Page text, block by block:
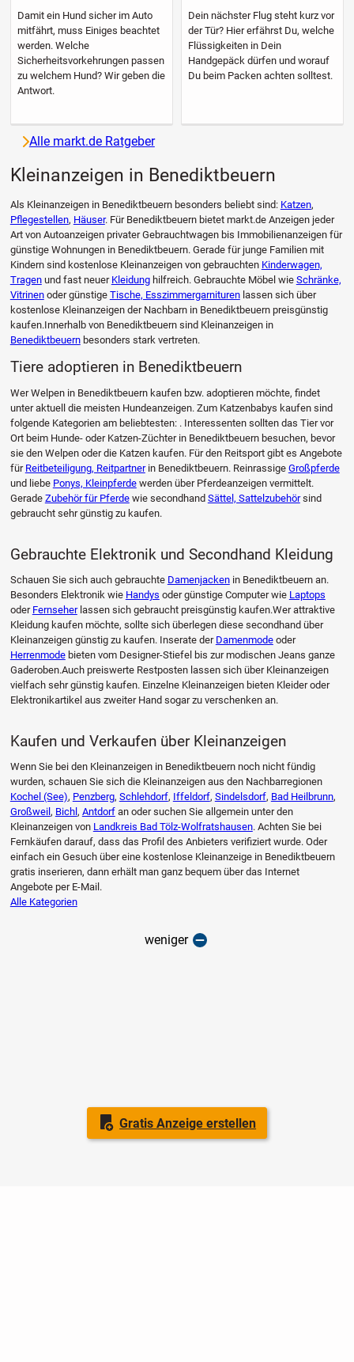
Gratis Anzeige erstellen
Damit ein Hund sicher im Auto
mitfährt, muss Einiges beachtet
werden. Welche
Sicherheitsvorkehrungen passen
zu welchem Hund? Wir geben die
Antwort.
Dein nächster Flug steht kurz vor
der Tür? Hier erfährst Du, welche
Flüssigkeiten in Dein
Handgepäck dürfen und worauf
Du beim Packen achten solltest.
Alle markt.de Ratgeber
Kleinanzeigen in Benediktbeuern
Als Kleinanzeigen in Benediktbeuern besonders beliebt sind: Katzen,
Pflegestellen, Häuser. Für Benediktbeuern bietet markt.de Anzeigen jeder
Art von Autoanzeigen privater Gebrauchtwagen bis Immobilienanzeigen für
günstige Wohnungen in Benediktbeuern. Gerade für junge Familien mit
Kindern sind kostenlose Kleinanzeigen von gebrauchten Kinderwagen,
Tragenund fast neuer Kleidunghilfreich. Gebrauchte Möbel wie Schränke,
Vitrinenoder günstige Tische, Esszimmergarniturenlassen sich über
kostenlose Kleinanzeigen der Nachbarn in Benediktbeuern preisgünstig
kaufen.Innerhalb von Benediktbeuern sind Kleinanzeigen in
Benediktbeuernbesonders stark vertreten.
Tiere adoptieren in Benediktbeuern
Wer Welpen in Benediktbeuern kaufen bzw. adoptieren möchte, findet
unter aktuell die meisten Hundeanzeigen. Zum Katzenbabys kaufen sind
folgende Kategorien am beliebtesten: . Interessenten sollten das Tier vor
Ort beim Hunde- oder Katzen-Züchter in Benediktbeuern besuchen, bevor
sie den Welpen oder die Katzen kaufen. Für den Reitsport gibt es Angebote
für Reitbeteiligung, Reitpartnerin Benediktbeuern. Reinrassige Großpferde
und liebe Ponys, Kleinpferdewerden über Pferdeanzeigen vermittelt.
Gerade Zubehör für Pferdewie secondhand Sättel, Sattelzubehörsind
gebraucht sehr günstig zu kaufen.
Gebrauchte Elektronik und Secondhand Kleidung
Schauen Sie sich auch gebrauchte Damenjackenin Benediktbeuern an.
Besonders Elektronik wie Handys oder günstige Computer wie Laptops
oder Fernseherlassen sich gebraucht preisgünstig kaufen.Wer attraktive
Kleidung kaufen möchte, sollte sich überlegen diese secondhand über
Kleinanzeigen günstig zu kaufen. Inserate der Damenmodeoder
Herrenmodebieten vom Designer-Stiefel bis zur modischen Jeans ganze
Gaderoben.Auch preiswerte Restposten lassen sich über Kleinanzeigen
vielfach sehr günstig kaufen. Einzelne Kleinanzeigen bieten Kleider oder
Elektronikartikel aus zweiter Hand sogar zu verschenken an.
Kaufen und Verkaufen über Kleinanzeigen
Wenn Sie bei den Kleinanzeigen in Benediktbeuern noch nicht fündig
wurden, schauen Sie sich die Kleinanzeigen aus den Nachbarregionen
Kochel (See), Penzberg, Schlehdorf, Iffeldorf, Sindelsdorf, Bad Heilbrunn,
Großweil , Bichl , Antdorfan oder suchen Sie allgemein unter den
Kleinanzeigen von Landkreis Bad Tölz-Wolfratshausen. Achten Sie bei
Fernkäufen darauf, dass das Profil des Anbieters verifiziert wurde. Oder
einfach ein Gesuch über eine kostenlose Kleinanzeige in Benediktbeuern
gratis inserieren, dann erhält man ganz bequem über das Internet
Angebote per E-Mail.
Alle Kategorien
weniger